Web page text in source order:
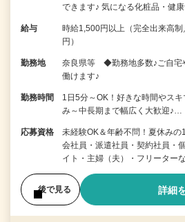
できます♪ 気になる化粧品・健
給与
時給1,500円以上（完全出来高
円）
勤務地
奈良県等 ◆勤務地多数♪ご自宅
働けます♪
勤務時間
1日5分～OK！好きな時間やス
み～中長期まで幅広く大歓迎♪…
応募資格
未経験OK＆年齢不問！夏休み
会社員・派遣社員・契約社員・
イト・主婦（夫）・フリーター
後で見る 詳細